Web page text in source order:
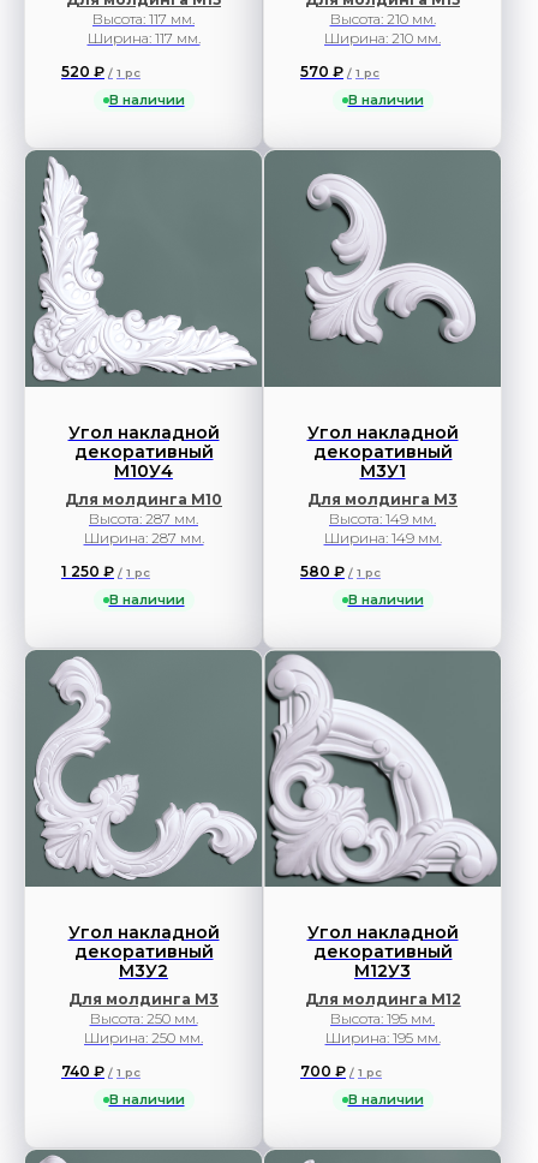
Высота: 117 мм.
Ширина: 117 мм.
520 ₽ / 1 pc
В наличии
Высота: 210 мм.
Ширина: 210 мм.
570 ₽ / 1 pc
В наличии
Угол накладной
декоративный
М10У4
Для молдинга М10
Высота: 287 мм.
Ширина: 287 мм.
1 250 ₽ / 1 pc
В наличии
Угол накладной
декоративный
М3У1
Для молдинга М3
Высота: 149 мм.
Ширина: 149 мм.
580 ₽ / 1 pc
В наличии
Угол накладной
декоративный
М3У2
Для молдинга М3
Высота: 250 мм.
Ширина: 250 мм.
740 ₽ / 1 pc
В наличии
Угол накладной
декоративный
М12У3
Для молдинга М12
Высота: 195 мм.
Ширина: 195 мм.
700 ₽ / 1 pc
В наличии